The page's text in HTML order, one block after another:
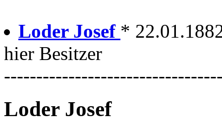
Loder Josef *
hier Besitzer
Loder Josef